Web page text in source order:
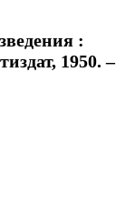
:
1950. –